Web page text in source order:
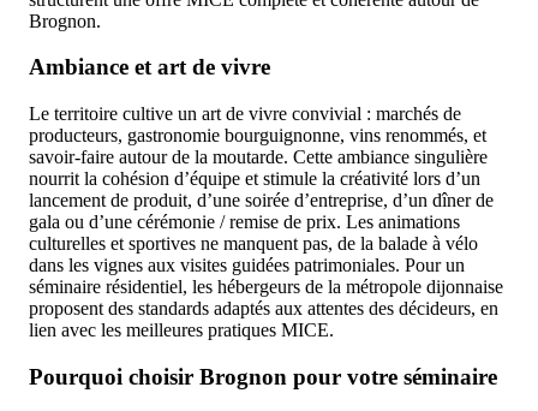
Brognon.
Ambiance et art de vivre
Le territoire cultive un art de vivre convivial : marchés de
producteurs, gastronomie bourguignonne, vins renommés, et
savoir-faire autour de la moutarde. Cette ambiance singulière
nourrit la cohésion d’équipe et stimule la créativité lors d’un
lancement de produit, d’une soirée d’entreprise, d’un dîner de
gala ou d’une cérémonie / remise de prix. Les animations
culturelles et sportives ne manquent pas, de la balade à vélo
dans les vignes aux visites guidées patrimoniales. Pour un
séminaire résidentiel, les hébergeurs de la métropole dijonnaise
proposent des standards adaptés aux attentes des décideurs, en
lien avec les meilleures pratiques MICE.
Pourquoi choisir Brognon pour votre séminaire